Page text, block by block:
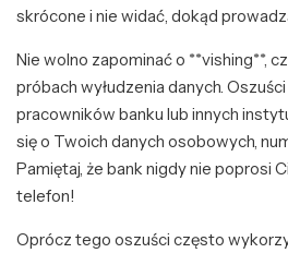
skrócone i nie widać, dokąd
Nie wolno zapominać o **vishing**,
próbach wyłudzenia danych.
pracowników banku lub innych
się o Twoich danych osobowych,
Pamiętaj, że bank nigdy nie poprosi
telefon!
Oprócz tego oszuści często